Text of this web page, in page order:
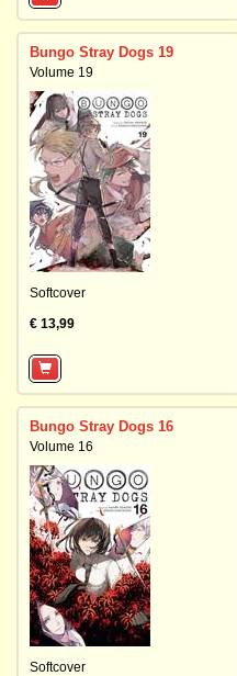
Bungo Stray Dogs 19
Volume 19
Softcover
€ 13,99
Bungo Stray Dogs 16
Volume 16
Softcover